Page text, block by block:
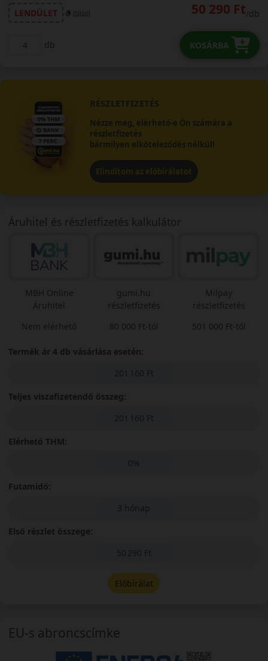
LENDÜLET
másol 50 290 Ft/db
db KOSÁRBA
RÉSZLETFIZETÉS
Nézze meg, elérhető-e Ön számára a
részletfizetés
bármilyen elköteleződés nélkül!
Elindítom az előbírálatot
Áruhitel és részletfizetés kalkulátor
MBH Online
Áruhitel
Nem elérhető
gumi.hu
részletfizetés
80 000 Ft-tól
Milpay
részletfizetés
501 000 Ft-tól
Termék ár 4 db vásárlása esetén:
201 160 Ft
Teljes viszafizetendő összeg:
201 160 Ft
Elérhető THM:
0%
Futamidő:
3 hónap
Első részlet összege:
50 290 Ft
Előbírálat
EU-s abroncscímke